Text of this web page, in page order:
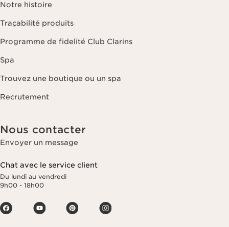
Notre histoire
Traçabilité produits
Programme de fidelité Club Clarins
Spa
Trouvez une boutique ou un spa
Recrutement
Nous contacter
Envoyer un message
Chat avec le service client
Du lundi au vendredi
9h00 - 18h00